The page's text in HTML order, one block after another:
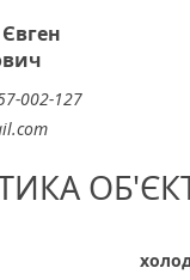
002-127